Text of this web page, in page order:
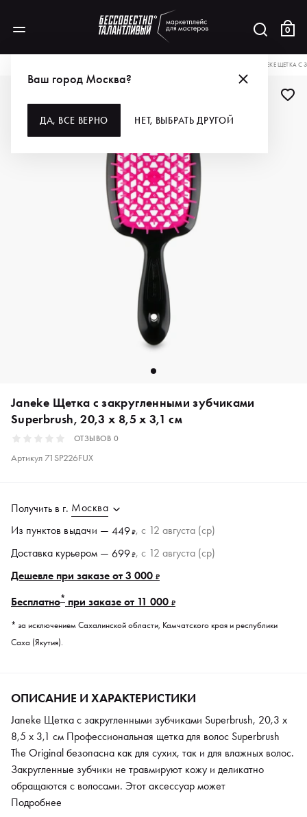
0
Ваш город Москва?
ДА, ВСЕ ВЕРНО НЕТ, ВЫБРАТЬ ДРУГОЙ
JANEKE ЩЕТКА
Janeke Щетка с закругленными зубчиками
Superbrush, 20,3 x 8,5 x 3,1 см
ОТЗЫВОВ 0
Артикул 71SP226FUX
Получить в г. Москва
Из пунктов выдачи — 449₽, c 12 августа (ср)
Доставка курьером — 699₽, c 12 августа (ср)
Дешевле при заказе от 3 000 ₽
Бесплатно* при заказе от 11 000 ₽
* за исключением Сахалинской области, Камчатского края и республики
Саха (Якутия).
ОПИСАНИЕ И ХАРАКТЕРИСТИКИ
Janeke Щетка с закругленными зубчиками Superbrush, 20,3 x
8,5 x 3,1 см Профессиональная щетка для волос Superbrush
The Original безопасна как для сухих, так и для влажных волос.
Закругленные зубчики не травмируют кожу и деликатно
обращаются с волосами. Этот аксессуар может
использоваться вместе с феном, потому что конструкция имеет
Подробнее